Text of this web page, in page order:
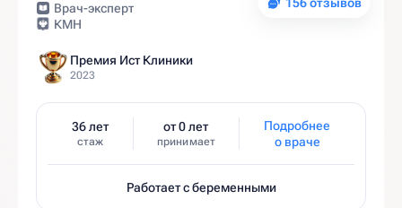
Врач-эксперт
КМН
Премия Ист Клиники
2023
36 лет
стаж
от 0 лет
принимает
Подробнее
о враче
Работает с беременными